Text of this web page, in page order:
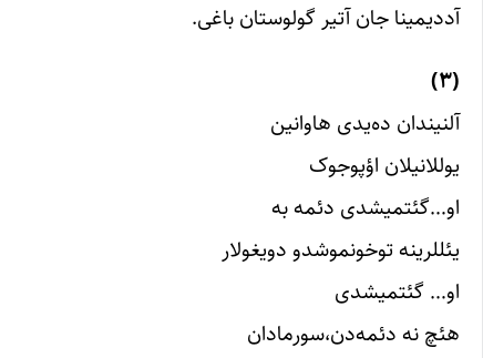
آددیمینا جان آتیر گولوستان باغی.
(۳)
آلنیندان ده‌یدی هاوانین
یوللانیلان اؤپوجوک
او…گئتمیشدی دئمه به
یئللرینه توخونموشدو دویغولار
او… گئتمیشدی
هئچ نه دئمه‌دن،سورمادان